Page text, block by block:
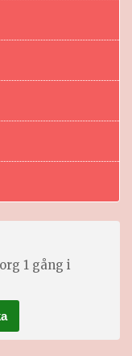
1 gång i